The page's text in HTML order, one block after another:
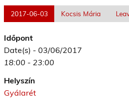
2017-06-03 Kocsis Mária
Időpont
Date(s) - 03/06/2017
18:00 - 23:00
Helyszín
Gyálarét